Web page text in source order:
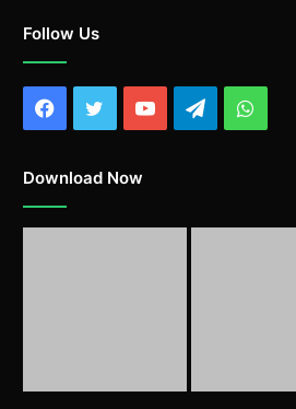
Follow Us
Facebook
TwitterYouTubeTelegram
Download Now